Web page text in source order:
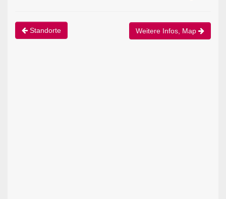
Standorte Weitere Infos, Map